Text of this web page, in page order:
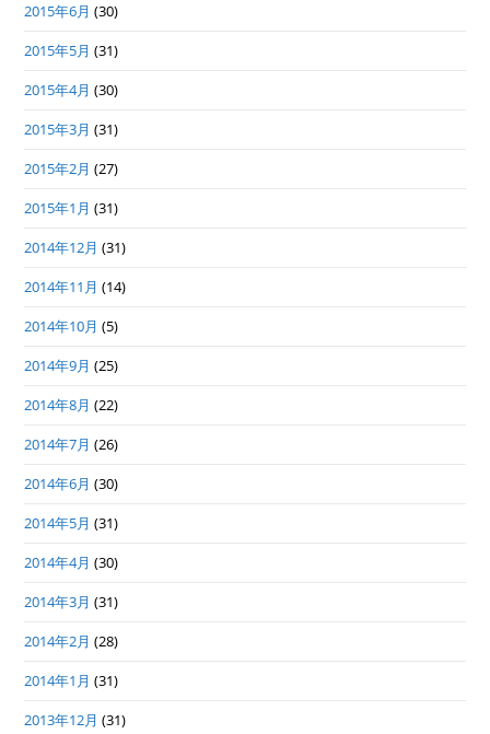
2015年6月 (30)
2015年5月 (31)
2015年4月 (30)
2015年3月 (31)
2015年2月 (27)
2015年1月 (31)
2014年12月 (31)
2014年11月 (14)
2014年10月 (5)
2014年9月 (25)
2014年8月 (22)
2014年7月 (26)
2014年6月 (30)
2014年5月 (31)
2014年4月 (30)
2014年3月 (31)
2014年2月 (28)
2014年1月 (31)
2013年12月 (31)